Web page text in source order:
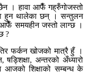
। हावा आफैँ गह्रुँगोजस्तो
हुन थालेका छन् । सन्तुलन
समयहीन जस्तो लाग्छ ।
?
फर्कन खोजको मात्रै हुँ ।
अन्तरको अँध्यारो
आजको शिक्षाको सम्बन्ध के